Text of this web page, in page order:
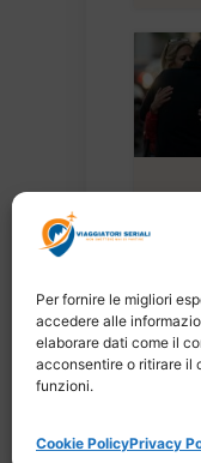
Per fornire le migliori
accedere alle
elaborare dati come il
acconsentire o ritirare il
funzioni.
Cookie PolicyPrivacy